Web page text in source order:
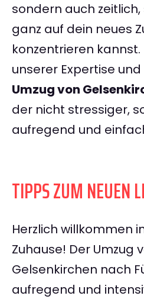
sondern auch
ganz auf dein neues
konzentrieren kannst.
unserer Expertise
Umzug von
der nicht stressiger,
aufregend und
TIPPS ZUM NEUEN
Herzlich willkommen
Zuhause! Der Umzug
Gelsenkirchen nach
aufregend und